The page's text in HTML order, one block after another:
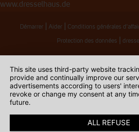
www.dresselhaus.de
Démarrer Aider Conditions générales
Protection des données
This site uses third-party website
provide and continually improve our
advertisements according to users'
revoke or change my consent at any
future.
ALL REFUSE